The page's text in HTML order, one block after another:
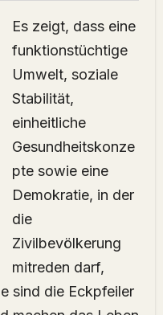
Es zeigt, dass eine
funktionstüchtige
Umwelt, soziale
Stabilität,
einheitliche
Gesundheitskonze
pte sowie eine
Demokratie, in der
die
Zivilbevölkerung
mitreden darf,
sind die Eckpfeiler